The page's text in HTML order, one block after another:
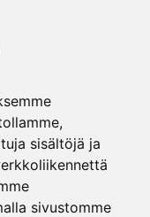
sisältöjä ja
sivustomme